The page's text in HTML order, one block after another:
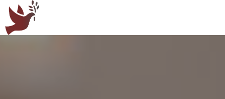
Panneau de gestion des cookies